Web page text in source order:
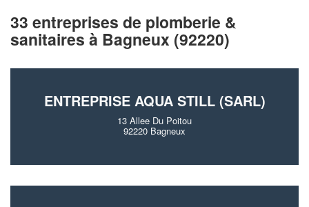
33 entreprises de plomberie &
sanitaires à Bagneux (92220)
ENTREPRISE AQUA STILL (SARL)
13 Allee Du Poitou
92220 Bagneux